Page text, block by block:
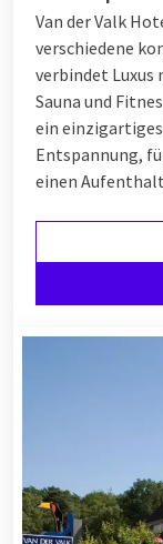
Van der Valk
verschiedene
verbindet Luxus
Sauna und
ein
Entspannung,
einen